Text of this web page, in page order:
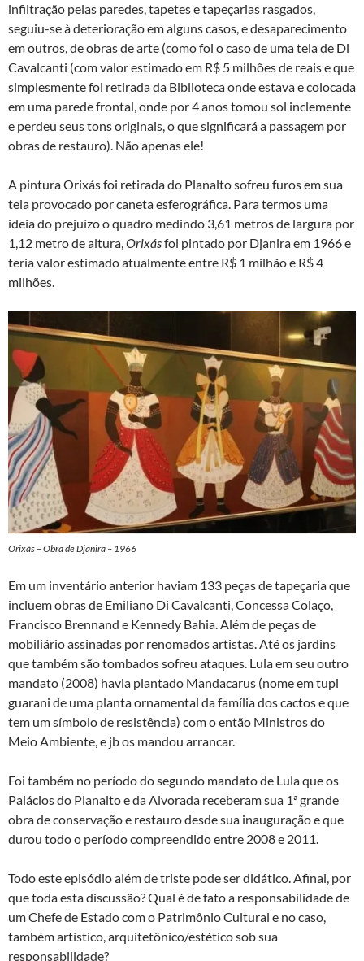
infiltração pelas paredes, tapetes e tapeçarias rasgados,
seguiu-se à deterioração em alguns casos, e desaparecimento
em outros, de obras de arte (como foi o caso de uma tela de Di
Cavalcanti (com valor estimado em R$ 5 milhões de reais e que
simplesmente foi retirada da Biblioteca onde estava e colocada
em uma parede frontal, onde por 4 anos tomou sol inclemente
e perdeu seus tons originais, o que significará a passagem por
obras de restauro). Não apenas ele!
A pintura Orixás foi retirada do Planalto sofreu furos em sua
tela provocado por caneta esferográfica. Para termos uma
ideia do prejuízo o quadro medindo 3,61 metros de largura por
1,12 metro de altura,Orixásfoi pintado por Djanira em 1966 e
teria valor estimado atualmente entre R$ 1 milhão e R$ 4
milhões.
Orixás – Obra de Djanira – 1966
Em um inventário anterior haviam 133 peças de tapeçaria que
incluem obras de Emiliano Di Cavalcanti, Concessa Colaço,
Francisco Brennand e Kennedy Bahia. Além de peças de
mobiliário assinadas por renomados artistas. Até os jardins
que também são tombados sofreu ataques. Lula em seu outro
mandato (2008) havia plantado Mandacarus (nome em tupi
guarani de uma planta ornamental da família dos cactos e que
tem um símbolo de resistência) com o então Ministros do
Meio Ambiente, e jb os mandou arrancar.
Foi também no período do segundo mandato de Lula que os
Palácios do Planalto e da Alvorada receberam sua 1ª grande
obra de conservação e restauro desde sua inauguração e que
durou todo o período compreendido entre 2008 e 2011.
Todo este episódio além de triste pode ser didático. Afinal, por
que toda esta discussão? Qual é de fato a responsabilidade de
um Chefe de Estado com o Patrimônio Cultural e no caso,
também artístico, arquitetônico/estético sob sua
responsabilidade?